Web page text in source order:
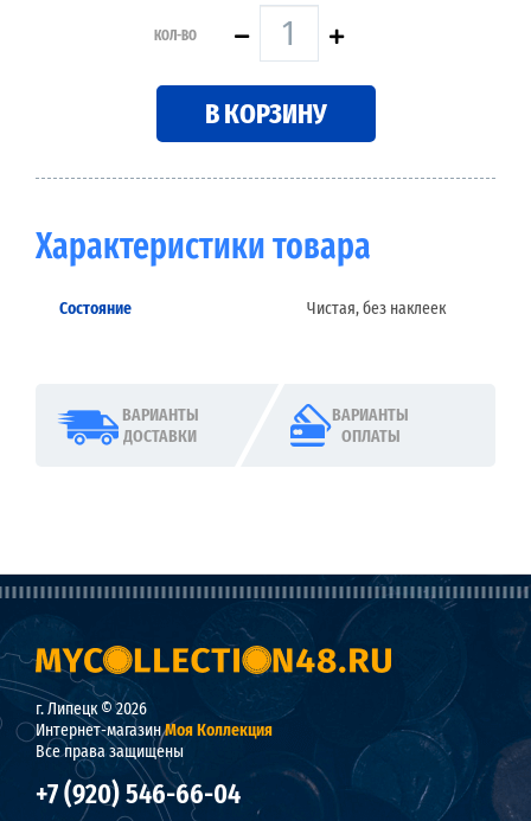
КОЛ-ВО
В КОРЗИНУ
Характеристики товара
Состояние Чистая, без наклеек
ВАРИАНТЫ
ДОСТАВКИ
ВАРИАНТЫ
ОПЛАТЫ
г. Липецк © 2026
Интернет-магазинМоя Коллекция
Все права защищены
+7 (920) 546-66-04